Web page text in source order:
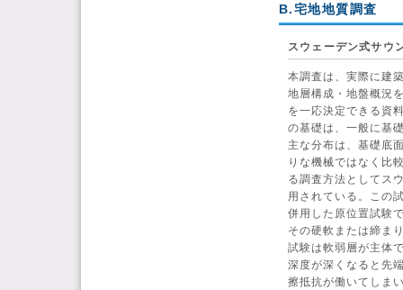
B.宅地地質調査
スウェーデン式サウ
本調査は、実際に建
地層構成・地盤概況
を一応決定できる資
の基礎は、一般に基
主な分布は、基礎底
りな機械ではなく比
る調査方法としてス
用されている。この
併用した原位置試験
その硬軟または締ま
試験は軟弱層が主体
深度が深くなると先
擦抵抗が働いてしま